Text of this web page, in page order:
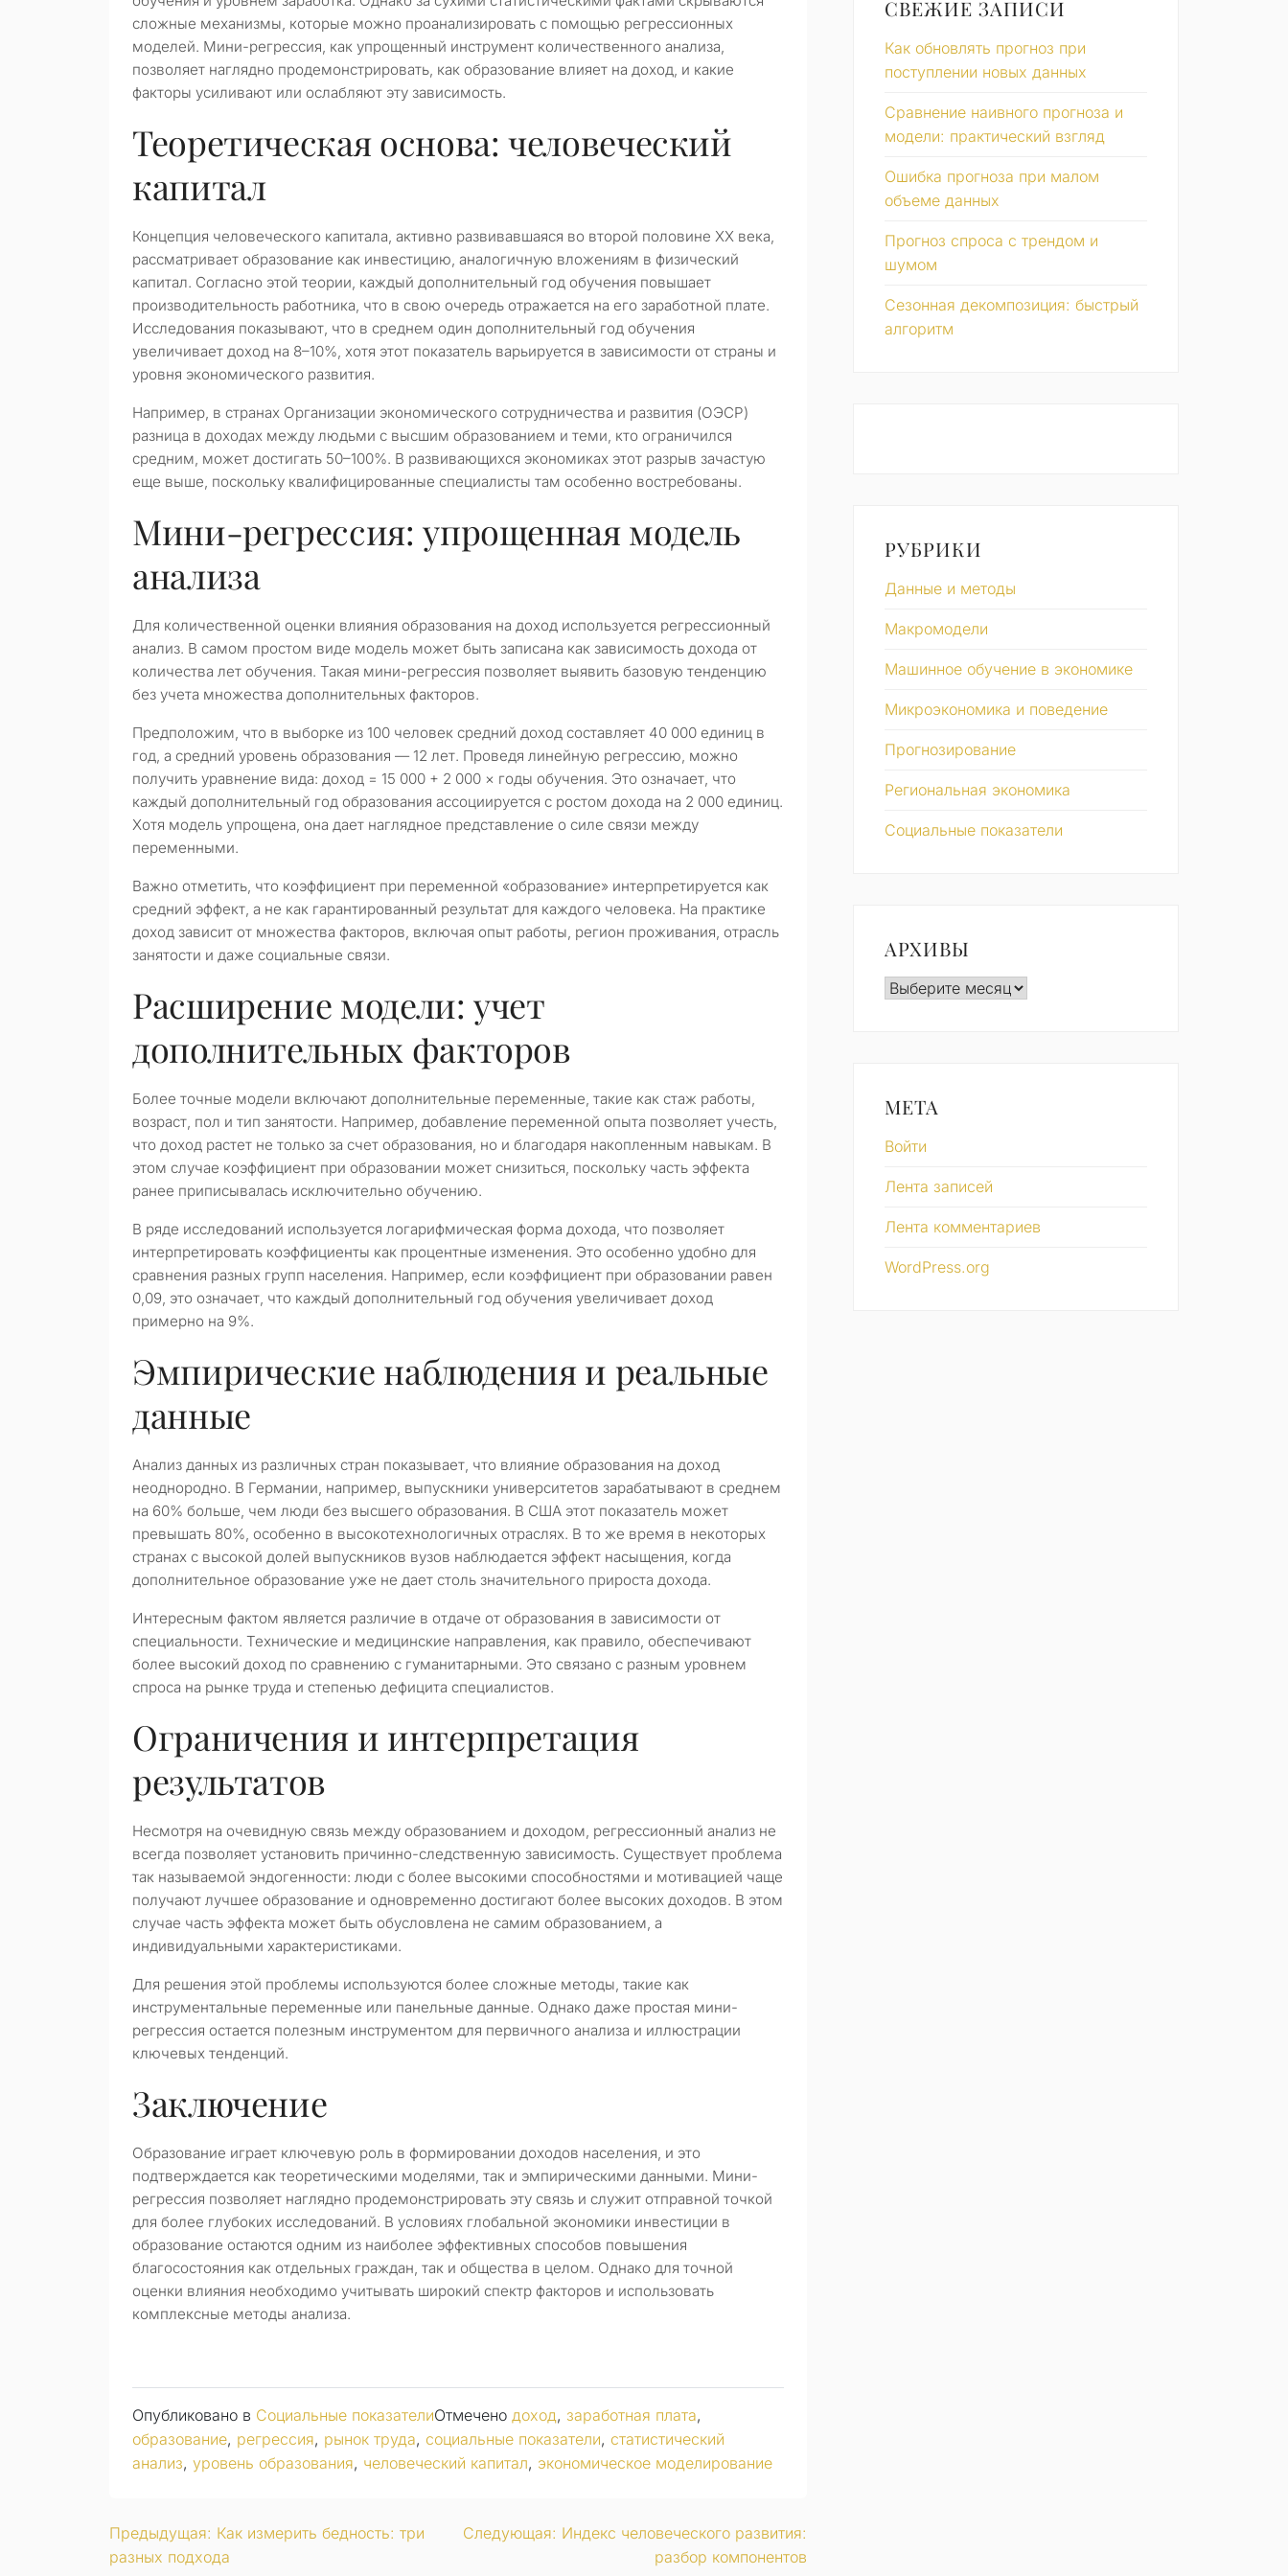
сложные механизмы, которые можно проанализировать с помощью регрессионных
моделей. Мини-регрессия, как упрощенный инструмент количественного анализа,
позволяет наглядно продемонстрировать, как образование влияет на доход, и какие
факторы усиливают или ослабляют эту зависимость.
Теоретическая основа: человеческий
капитал
Концепция человеческого капитала, активно развивавшаяся во второй половине XX века,
рассматривает образование как инвестицию, аналогичную вложениям в физический
капитал. Согласно этой теории, каждый дополнительный год обучения повышает
производительность работника, что в свою очередь отражается на его заработной плате.
Исследования показывают, что в среднем один дополнительный год обучения
увеличивает доход на 8–10%, хотя этот показатель варьируется в зависимости от страны и
уровня экономического развития.
Например, в странах Организации экономического сотрудничества и развития (ОЭСР)
разница в доходах между людьми с высшим образованием и теми, кто ограничился
средним, может достигать 50–100%. В развивающихся экономиках этот разрыв зачастую
еще выше, поскольку квалифицированные специалисты там особенно востребованы.
Мини-регрессия: упрощенная модель
анализа
Для количественной оценки влияния образования на доход используется регрессионный
анализ. В самом простом виде модель может быть записана как зависимость дохода от
количества лет обучения. Такая мини-регрессия позволяет выявить базовую тенденцию
без учета множества дополнительных факторов.
Предположим, что в выборке из 100 человек средний доход составляет 40 000 единиц в
год, а средний уровень образования — 12 лет. Проведя линейную регрессию, можно
получить уравнение вида: доход = 15 000 + 2 000 × годы обучения. Это означает, что
каждый дополнительный год образования ассоциируется с ростом дохода на 2 000 единиц.
Хотя модель упрощена, она дает наглядное представление о силе связи между
переменными.
Важно отметить, что коэффициент при переменной «образование» интерпретируется как
средний эффект, а не как гарантированный результат для каждого человека. На практике
доход зависит от множества факторов, включая опыт работы, регион проживания, отрасль
занятости и даже социальные связи.
Расширение модели: учет
дополнительных факторов
Более точные модели включают дополнительные переменные, такие как стаж работы,
возраст, пол и тип занятости. Например, добавление переменной опыта позволяет учесть,
что доход растет не только за счет образования, но и благодаря накопленным навыкам. В
этом случае коэффициент при образовании может снизиться, поскольку часть эффекта
ранее приписывалась исключительно обучению.
В ряде исследований используется логарифмическая форма дохода, что позволяет
интерпретировать коэффициенты как процентные изменения. Это особенно удобно для
сравнения разных групп населения. Например, если коэффициент при образовании равен
0,09, это означает, что каждый дополнительный год обучения увеличивает доход
примерно на 9%.
Эмпирические наблюдения и реальные
данные
Анализ данных из различных стран показывает, что влияние образования на доход
неоднородно. В Германии, например, выпускники университетов зарабатывают в среднем
на 60% больше, чем люди без высшего образования. В США этот показатель может
превышать 80%, особенно в высокотехнологичных отраслях. В то же время в некоторых
странах с высокой долей выпускников вузов наблюдается эффект насыщения, когда
дополнительное образование уже не дает столь значительного прироста дохода.
Интересным фактом является различие в отдаче от образования в зависимости от
специальности. Технические и медицинские направления, как правило, обеспечивают
более высокий доход по сравнению с гуманитарными. Это связано с разным уровнем
спроса на рынке труда и степенью дефицита специалистов.
Ограничения и интерпретация
результатов
Несмотря на очевидную связь между образованием и доходом, регрессионный анализ не
всегда позволяет установить причинно-следственную зависимость. Существует проблема
так называемой эндогенности: люди с более высокими способностями и мотивацией чаще
получают лучшее образование и одновременно достигают более высоких доходов. В этом
случае часть эффекта может быть обусловлена не самим образованием, а
индивидуальными характеристиками.
Для решения этой проблемы используются более сложные методы, такие как
инструментальные переменные или панельные данные. Однако даже простая мини-
регрессия остается полезным инструментом для первичного анализа и иллюстрации
ключевых тенденций.
Заключение
Образование играет ключевую роль в формировании доходов населения, и это
подтверждается как теоретическими моделями, так и эмпирическими данными. Мини-
регрессия позволяет наглядно продемонстрировать эту связь и служит отправной точкой
для более глубоких исследований. В условиях глобальной экономики инвестиции в
образование остаются одним из наиболее эффективных способов повышения
благосостояния как отдельных граждан, так и общества в целом. Однако для точной
оценки влияния необходимо учитывать широкий спектр факторов и использовать
комплексные методы анализа.
Опубликовано в Социальные показателиОтмечено доход, заработная плата,
образование, регрессия, рынок труда, социальные показатели, статистический
анализ, уровень образования, человеческий капитал, экономическое моделирование
Навигация
Предыдущая: Как измерить бедность: три
разных подхода
Следующая: Индекс человеческого развития:
разбор компонентов
СВЕЖИЕ ЗАПИСИ
Как обновлять прогноз при
поступлении новых данных
Сравнение наивного прогноза и
модели: практический взгляд
Ошибка прогноза при малом
объеме данных
Прогноз спроса с трендом и
шумом
Сезонная декомпозиция: быстрый
алгоритм
РУБРИКИ
Данные и методы
Макромодели
Машинное обучение в экономике
Микроэкономика и поведение
Прогнозирование
Региональная экономика
Социальные показатели
АРХИВЫ
Архивы
МЕТА
Войти
Лента записей
Лента комментариев
WordPress.org